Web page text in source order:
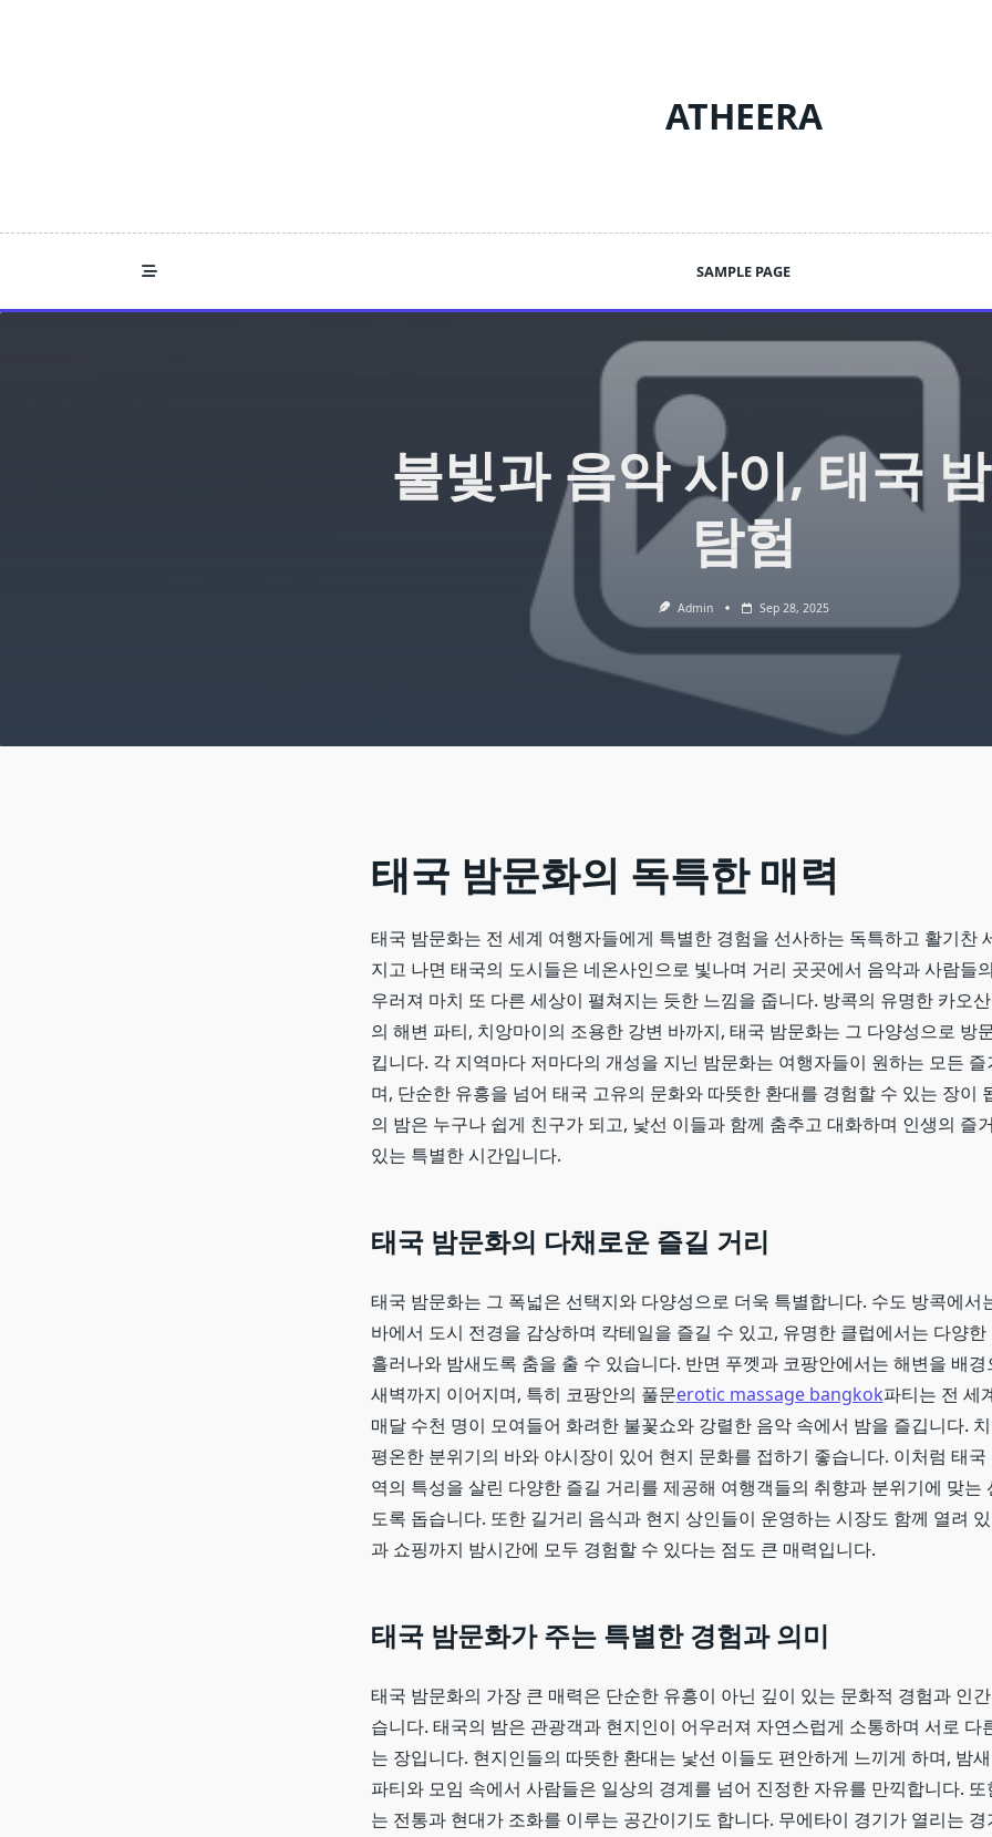
ATHEERA
SAMPLE PAGE
불빛과 음악 사이, 태국
탐험
Admin Sep 28, 2025
태국 밤문화의 독특한 매력
태국 밤문화는 전 세계 여행자들에게 특별한 경험을 선사하는 독특하고 활기찬
지고 나면 태국의 도시들은 네온사인으로 빛나며 거리 곳곳에서 음악과 사람들
우러져 마치 또 다른 세상이 펼쳐지는 듯한 느낌을 줍니다. 방콕의 유명한 카오
의 해변 파티, 치앙마이의 조용한 강변 바까지, 태국 밤문화는 그 다양성으로 방
킵니다. 각 지역마다 저마다의 개성을 지닌 밤문화는 여행자들이 원하는 모든
며, 단순한 유흥을 넘어 태국 고유의 문화와 따뜻한 환대를 경험할 수 있는 장이
의 밤은 누구나 쉽게 친구가 되고, 낯선 이들과 함께 춤추고 대화하며 인생의 즐
있는 특별한 시간입니다.
태국 밤문화의 다채로운 즐길 거리
태국 밤문화는 그 폭넓은 선택지와 다양성으로 더욱 특별합니다. 수도 방콕에서
바에서 도시 전경을 감상하며 칵테일을 즐길 수 있고, 유명한 클럽에서는 다양
흘러나와 밤새도록 춤을 출 수 있습니다. 반면 푸껫과 코팡안에서는 해변을 배
새벽까지 이어지며, 특히 코팡안의 풀문erotic massage bangkok파티는 전 세
매달 수천 명이 모여들어 화려한 불꽃쇼와 강렬한 음악 속에서 밤을 즐깁니다.
평온한 분위기의 바와 야시장이 있어 현지 문화를 접하기 좋습니다. 이처럼 태
역의 특성을 살린 다양한 즐길 거리를 제공해 여행객들의 취향과 분위기에 맞는
도록 돕습니다. 또한 길거리 음식과 현지 상인들이 운영하는 시장도 함께 열려
과 쇼핑까지 밤시간에 모두 경험할 수 있다는 점도 큰 매력입니다.
태국 밤문화가 주는 특별한 경험과 의미
태국 밤문화의 가장 큰 매력은 단순한 유흥이 아닌 깊이 있는 문화적 경험과 인
습니다. 태국의 밤은 관광객과 현지인이 어우러져 자연스럽게 소통하며 서로 다
는 장입니다. 현지인들의 따뜻한 환대는 낯선 이들도 편안하게 느끼게 하며, 밤
파티와 모임 속에서 사람들은 일상의 경계를 넘어 진정한 자유를 만끽합니다.
는 전통과 현대가 조화를 이루는 공간이기도 합니다. 무에타이 경기가 열리는